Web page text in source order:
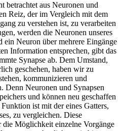
betrachtet aus Neuronen und
Reiz, der im Vergleich mit dem
zu verstehen ist, zu verarbeiten
werden die Neuronen unseres
ein Neuron über mehrere Eingänge
Information entsprechen, gibt das
Synapse ab. Dem Umstand,
geschehen, haben wir zu
kommunizieren und
Denn Neuronen und Synapsen
und können neu geschaffen
ist mit der eines Gatters,
zu vergleichen. Diese
Möglichkeit einzelne Vorgänge